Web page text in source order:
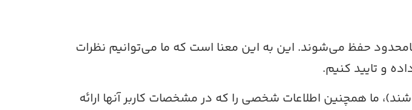
نامحدود حفظ می‌شوند. این به این معنا است که ما می‌توانیم نظرات
و تایید کنیم.
ما همچنین اطلاعات شخصی را که در مشخصات کاربر آنها ارائه